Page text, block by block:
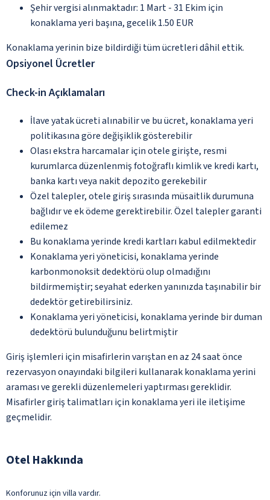
Şehir vergisi alınmaktadır: 1 Mart - 31 Ekim için
konaklama yeri başına, gecelik 1.50 EUR
Konaklama yerinin bize bildirdiği tüm ücretleri dâhil ettik.
Opsiyonel Ücretler
Check-in Açıklamaları
İlave yatak ücreti alınabilir ve bu ücret, konaklama yeri
politikasına göre değişiklik gösterebilir
Olası ekstra harcamalar için otele girişte, resmi
kurumlarca düzenlenmiş fotoğraflı kimlik ve kredi kartı,
banka kartı veya nakit depozito gerekebilir
Özel talepler, otele giriş sırasında müsaitlik durumuna
bağlıdır ve ek ödeme gerektirebilir. Özel talepler garanti
edilemez
Bu konaklama yerinde kredi kartları kabul edilmektedir
Konaklama yeri yöneticisi, konaklama yerinde
karbonmonoksit dedektörü olup olmadığını
bildirmemiştir; seyahat ederken yanınızda taşınabilir bir
dedektör getirebilirsiniz.
Konaklama yeri yöneticisi, konaklama yerinde bir duman
dedektörü bulunduğunu belirtmiştir
Giriş işlemleri için misafirlerin varıştan en az 24 saat önce
rezervasyon onayındaki bilgileri kullanarak konaklama yerini
araması ve gerekli düzenlemeleri yaptırması gereklidir.
Misafirler giriş talimatları için konaklama yeri ile iletişime
geçmelidir.
Otel Hakkında
Konforunuz için villa vardır.